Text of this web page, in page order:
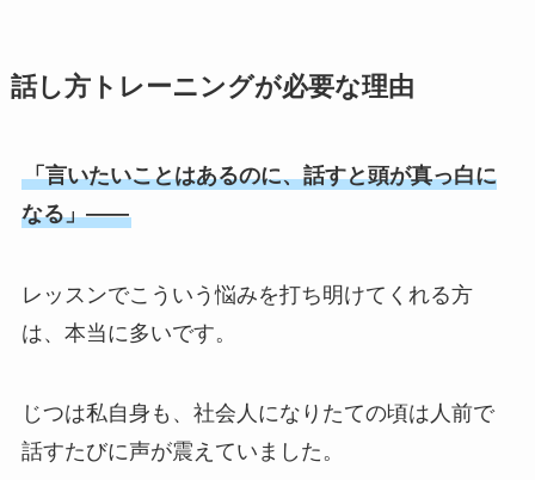
話し方トレーニングが必要な理由
「言いたいことはあるのに、話すと頭が真っ白に
なる」——
レッスンでこういう悩みを打ち明けてくれる方
は、本当に多いです。
じつは私自身も、社会人になりたての頃は人前で
話すたびに声が震えていました。